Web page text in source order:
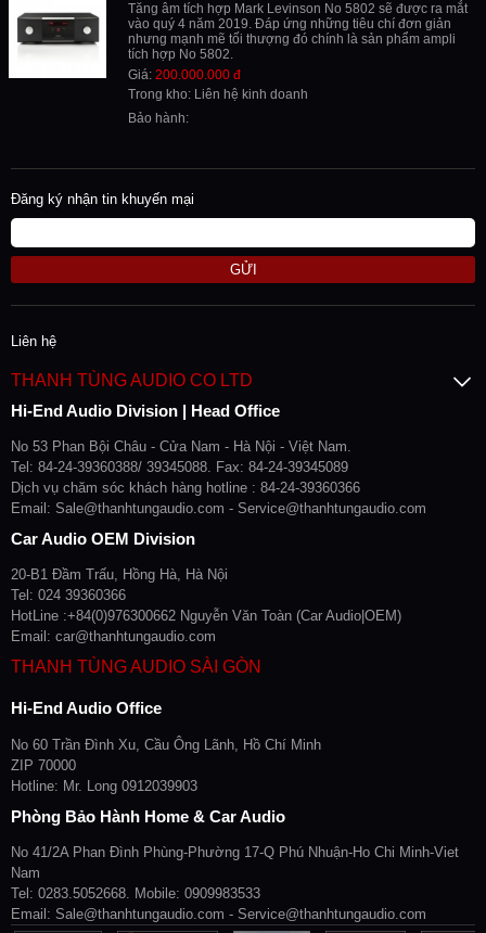
Tăng âm tích hợp Mark Levinson No 5802 sẽ được ra mắt
vào quý 4 năm 2019. Đáp ứng những tiêu chí đơn giản
nhưng mạnh mẽ tối thượng đó chính là sản phẩm ampli
tích hợp No 5802.
Giá: 200.000.000 đ
Trong kho: Liên hệ kinh doanh
Bảo hành:
Đăng ký nhận tin khuyến mại
GỬI
Liên hệ
THANH TÙNG AUDIO CO LTD
Hi-End Audio Division | Head Office
No 53 Phan Bội Châu - Cửa Nam - Hà Nội - Việt Nam.
Tel: 84-24-39360388/ 39345088. Fax: 84-24-39345089
Dịch vụ chăm sóc khách hàng hotline : 84-24-39360366
Email: Sale@thanhtungaudio.com - Service@thanhtungaudio.com
Car Audio OEM Division
20-B1 Đầm Trấu, Hồng Hà, Hà Nội
Tel: 024 39360366
HotLine :+84(0)976300662 Nguyễn Văn Toàn (Car Audio|OEM)
Email: car@thanhtungaudio.com
THANH TÙNG AUDIO SÀI GÒN
Hi-End Audio Office
No 60 Trần Đình Xu, Cầu Ông Lãnh, Hồ Chí Minh
ZIP 70000
Hotline: Mr. Long 0912039903
Phòng Bảo Hành Home & Car Audio
No 41/2A Phan Đình Phùng-Phường 17-Q Phú Nhuận-Ho Chi Minh-Viet
Nam
Tel: 0283.5052668. Mobile: 0909983533
Email: Sale@thanhtungaudio.com - Service@thanhtungaudio.com